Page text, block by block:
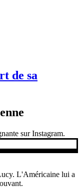
de sa
sur Instagram.
L'Américaine lui a